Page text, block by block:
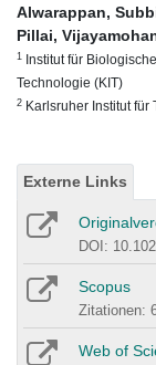
Alwarappan,
Pillai,
1 Institut für
Technologie (KIT)
2 Karlsruher Institut für
Externe Links
DOI:
Scopus
Zitationen:
Web of